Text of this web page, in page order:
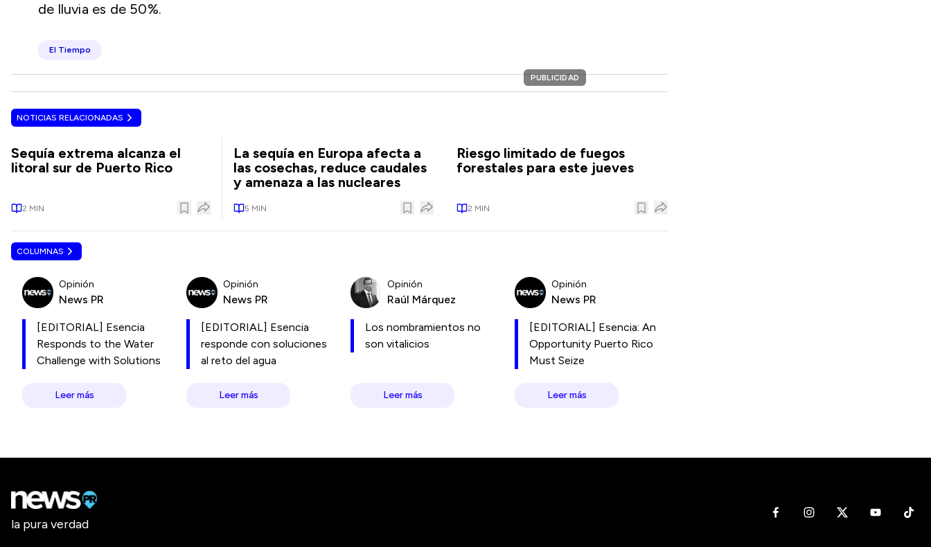
de lluvia es de 50%.
El Tiempo
PUBLICIDAD
NOTICIAS RELACIONADAS
Sequía extrema alcanza el
litoral sur de Puerto Rico
2 MIN
La sequía en Europa afecta a
las cosechas, reduce caudales
y amenaza a las nucleares
5 MIN
Riesgo limitado de fuegos
forestales para este jueves
2 MIN
COLUMNAS
Opinión
News PR
[EDITORIAL] Esencia
Responds to the Water
Challenge with Solutions
Leer más
Opinión
News PR
[EDITORIAL] Esencia
responde con soluciones
al reto del agua
Leer más
Opinión
Raúl Márquez
Los nombramientos no
son vitalicios
Leer más
Opinión
News PR
[EDITORIAL] Esencia: An
Opportunity Puerto Rico
Must Seize
Leer más
la pura verdad